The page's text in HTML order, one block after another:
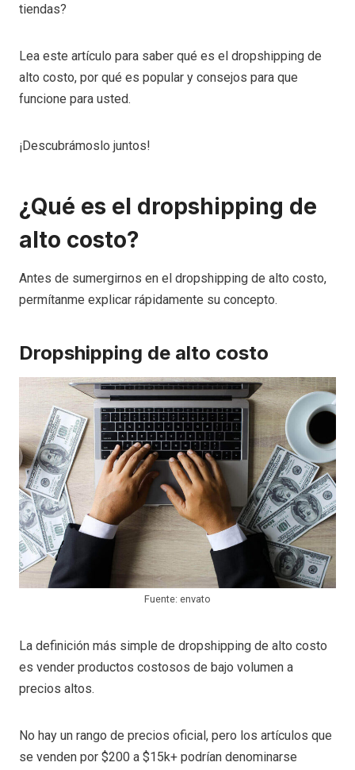
tiendas?
Lea este artículo para saber qué es el dropshipping de
alto costo, por qué es popular y consejos para que
funcione para usted.
¡Descubrámoslo juntos!
¿Qué es el dropshipping de
alto costo?
Antes de sumergirnos en el dropshipping de alto costo,
permítanme explicar rápidamente su concepto.
Dropshipping de alto costo
Fuente: envato
La definición más simple de dropshipping de alto costo
es vender productos costosos de bajo volumen a
precios altos.
No hay un rango de precios oficial, pero los artículos que
se venden por $200 a $15k+ podrían denominarse